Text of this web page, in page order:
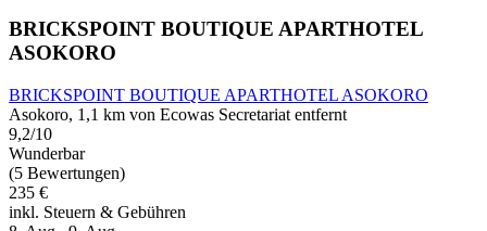
BRICKSPOINT BOUTIQUE APARTHOTEL
ASOKORO
BRICKSPOINT BOUTIQUE APARTHOTEL ASOKORO
Asokoro, 1,1 km von Ecowas Secretariat entfernt
9,2/10
Wunderbar
(5 Bewertungen)
235 €
inkl. Steuern & Gebühren